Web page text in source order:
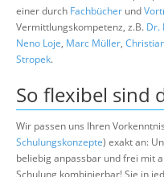
einer durch Fachbücher und
Vermittlungskompetenz, z.B. Dr.
Neno Loje, Marc Müller,
Stropek.
So flexibel sind
Wir passen uns Ihren
Schulungskonzepte) exakt an:
beliebig anpassbar und frei mit